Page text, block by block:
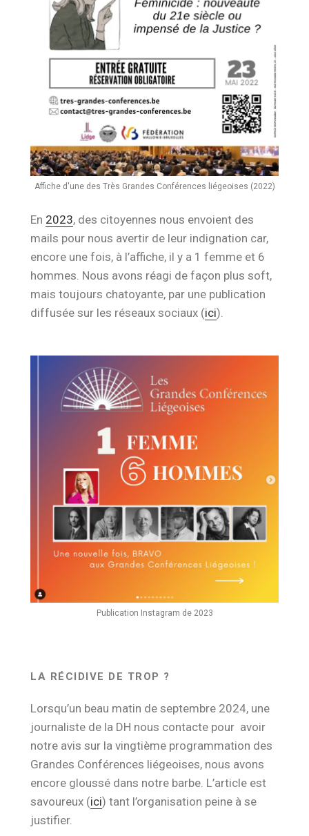
Affiche d'une des Très Grandes Conférences liégeoises (2022)
En 2023, des citoyennes nous envoient des
mails pour nous avertir de leur indignation car,
encore une fois, à l’affiche, il y a 1 femme et 6
hommes. Nous avons réagi de façon plus soft,
mais toujours chatoyante, par une publication
diffusée sur les réseaux sociaux (ici).
Publication Instagram de 2023
LA RÉCIDIVE DE TROP ?
Lorsqu’un beau matin de septembre 2024, une
journaliste de la DH nous contacte pour avoir
notre avis sur la vingtième programmation des
Grandes Conférences liégeoises, nous avons
encore gloussé dans notre barbe. L’article est
savoureux (ici) tant l’organisation peine à se
justifier.